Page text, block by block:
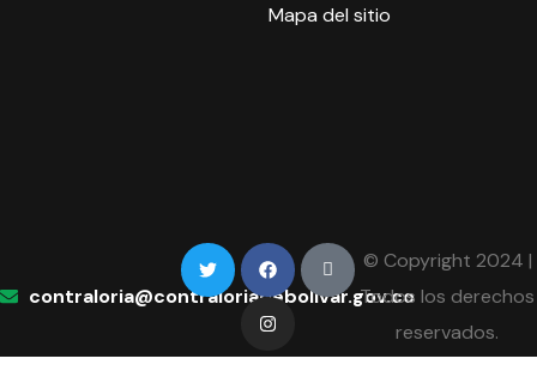
Mapa del sitio
contraloria@contraloriadebolivar.gov.co
© Copyright 2024 |
Todos los derechos
reservados.